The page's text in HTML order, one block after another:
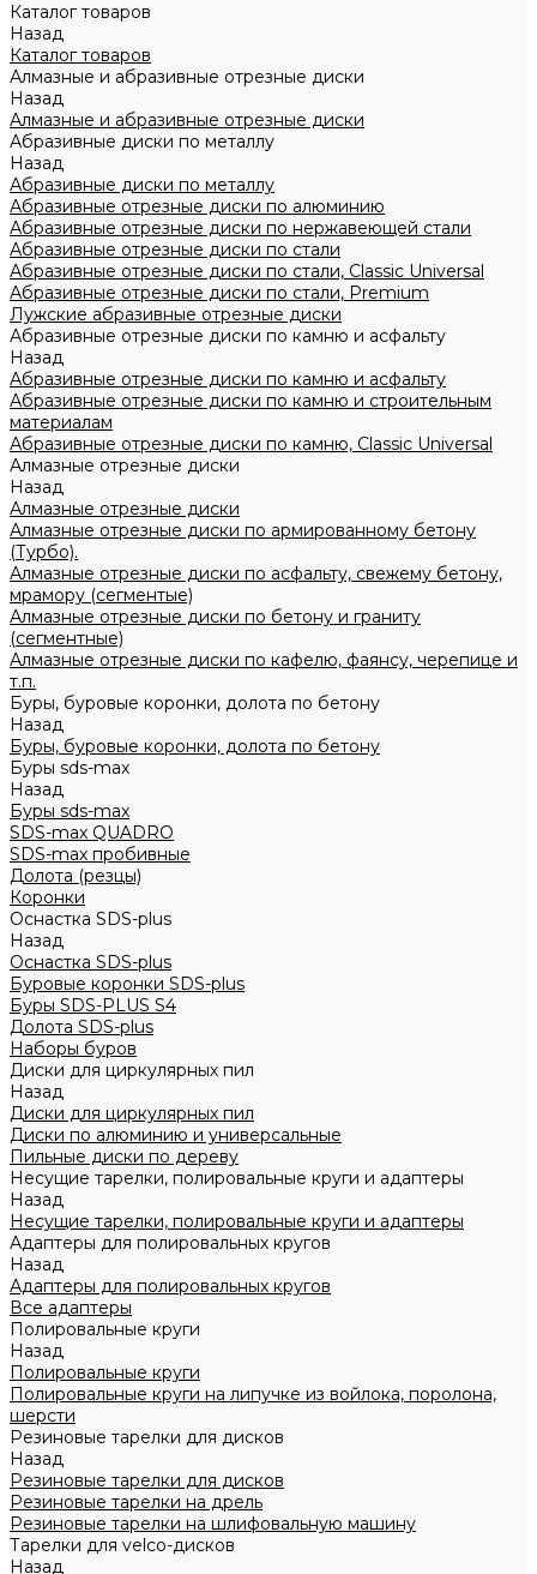
Каталог товаров
Назад
Каталог товаров
Алмазные и абразивные отрезные диски
Назад
Алмазные и абразивные отрезные диски
Абразивные диски по металлу
Назад
Абразивные диски по металлу
Абразивные отрезные диски по алюминию
Абразивные отрезные диски по нержавеющей стали
Абразивные отрезные диски по стали
Абразивные отрезные диски по стали, Classic Universal
Абразивные отрезные диски по стали, Premium
Лужские абразивные отрезные диски
Абразивные отрезные диски по камню и асфальту
Назад
Абразивные отрезные диски по камню и асфальту
Абразивные отрезные диски по камню и строительным
материалам
Абразивные отрезные диски по камню, Classic Universal
Алмазные отрезные диски
Назад
Алмазные отрезные диски
Алмазные отрезные диски по армированному бетону
(Турбо).
Алмазные отрезные диски по асфальту, свежему бетону,
мрамору (сегментые)
Алмазные отрезные диски по бетону и граниту
(сегментные)
Алмазные отрезные диски по кафелю, фаянсу, черепице и
т.п.
Буры, буровые коронки, долота по бетону
Назад
Буры, буровые коронки, долота по бетону
Буры sds-max
Назад
Буры sds-max
SDS-max QUADRO
SDS-max пробивные
Долота (резцы)
Коронки
Оснастка SDS-plus
Назад
Оснастка SDS-plus
Буровые коронки SDS-plus
Буры SDS-PLUS S4
Долота SDS-plus
Наборы буров
Диски для циркулярных пил
Назад
Диски для циркулярных пил
Диски по алюминию и универсальные
Пильные диски по дереву
Несущие тарелки, полировальные круги и адаптеры
Назад
Несущие тарелки, полировальные круги и адаптеры
Адаптеры для полировальных кругов
Назад
Адаптеры для полировальных кругов
Все адаптеры
Полировальные круги
Назад
Полировальные круги
Полировальные круги на липучке из войлока, поролона,
шерсти
Резиновые тарелки для дисков
Назад
Резиновые тарелки для дисков
Резиновые тарелки на дрель
Резиновые тарелки на шлифовальную машину
Тарелки для velco-дисков
Назад